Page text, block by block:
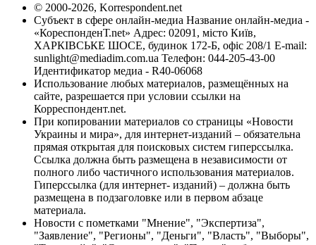
© 2000-2026, Korrespondent.net
Субъект в сфере онлайн-медиа Название онлайн-медиа -
«КореспонденТ.net» Адрес: 02091, місто Київ,
ХАРКІВСЬКЕ ШОСЕ, будинок 172-Б, офіс 208/1 E-mail:
sunlight@mediadim.com.ua Телефон: 044-205-43-00
Идентификатор медиа - R40-06068
Использование любых материалов, размещённых на
сайте, разрешается при условии ссылки на
Корреспондент.net.
При копировании материалов со страницы «Новости
Украины и мира», для интернет-изданий – обязательна
прямая открытая для поисковых систем гиперссылка.
Ссылка должна быть размещена в независимости от
полного либо частичного использования материалов.
Гиперссылка (для интернет- изданий) – должна быть
размещена в подзаголовке или в первом абзаце
материала.
Новости с пометками "Мнение", "Экспертиза",
"Заявление", "Регионы", "Деньги", "Власть", "Выборы",